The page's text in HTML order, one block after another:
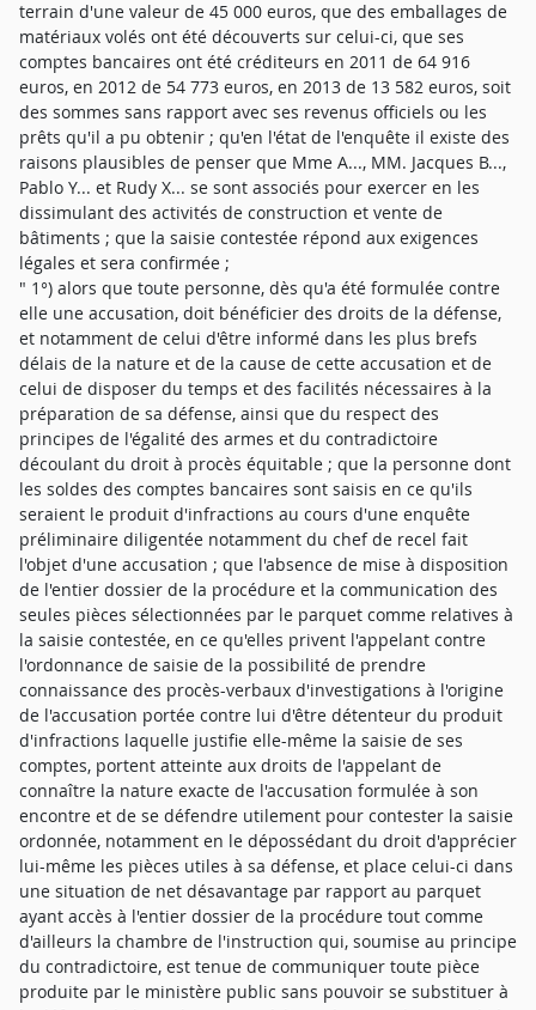
terrain d'une valeur de 45 000 euros, que des emballages de
matériaux volés ont été découverts sur celui-ci, que ses
comptes bancaires ont été créditeurs en 2011 de 64 916
euros, en 2012 de 54 773 euros, en 2013 de 13 582 euros, soit
des sommes sans rapport avec ses revenus officiels ou les
prêts qu'il a pu obtenir ; qu'en l'état de l'enquête il existe des
raisons plausibles de penser que Mme A..., MM. Jacques B...,
Pablo Y... et Rudy X... se sont associés pour exercer en les
dissimulant des activités de construction et vente de
bâtiments ; que la saisie contestée répond aux exigences
légales et sera confirmée ;
" 1°) alors que toute personne, dès qu'a été formulée contre
elle une accusation, doit bénéficier des droits de la défense,
et notamment de celui d'être informé dans les plus brefs
délais de la nature et de la cause de cette accusation et de
celui de disposer du temps et des facilités nécessaires à la
préparation de sa défense, ainsi que du respect des
principes de l'égalité des armes et du contradictoire
découlant du droit à procès équitable ; que la personne dont
les soldes des comptes bancaires sont saisis en ce qu'ils
seraient le produit d'infractions au cours d'une enquête
préliminaire diligentée notamment du chef de recel fait
l'objet d'une accusation ; que l'absence de mise à disposition
de l'entier dossier de la procédure et la communication des
seules pièces sélectionnées par le parquet comme relatives à
la saisie contestée, en ce qu'elles privent l'appelant contre
l'ordonnance de saisie de la possibilité de prendre
connaissance des procès-verbaux d'investigations à l'origine
de l'accusation portée contre lui d'être détenteur du produit
d'infractions laquelle justifie elle-même la saisie de ses
comptes, portent atteinte aux droits de l'appelant de
connaître la nature exacte de l'accusation formulée à son
encontre et de se défendre utilement pour contester la saisie
ordonnée, notamment en le dépossédant du droit d'apprécier
lui-même les pièces utiles à sa défense, et place celui-ci dans
une situation de net désavantage par rapport au parquet
ayant accès à l'entier dossier de la procédure tout comme
d'ailleurs la chambre de l'instruction qui, soumise au principe
du contradictoire, est tenue de communiquer toute pièce
produite par le ministère public sans pouvoir se substituer à